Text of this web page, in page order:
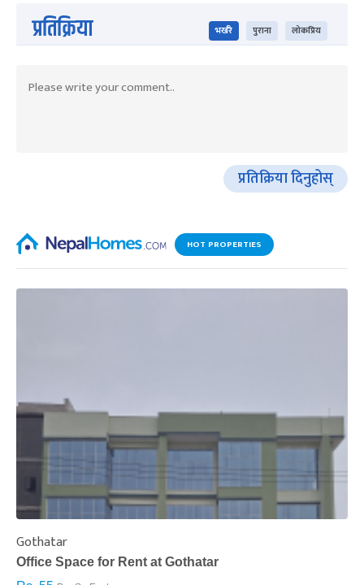
प्रतिक्रिया भर्खरै पुराना लोकप्रिय
प्रतिक्रिया दिनुहोस्
HOT PROPERTIES
Gothatar
Office Space for Rent at Gothatar